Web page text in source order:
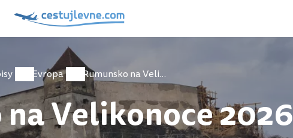
Evropa Rumunsko na Velikonoce 2026
Velikonoce 2026